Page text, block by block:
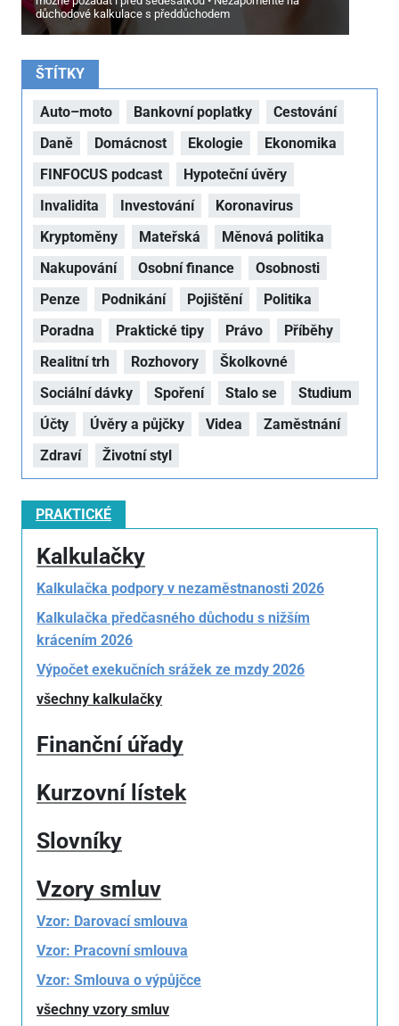
důchodové kalkulace s předdůchodem
ŠTÍTKY
Auto–moto Bankovní poplatky
Cestování
Daně
Domácnost Ekologie
Ekonomika
FINFOCUS podcast
Hypoteční úvěry
Invalidita
Investování
Koronavirus
Kryptoměny
Mateřská
Měnová politika
Nakupování
Osobní finance
Osobnosti
Penze
Podnikání Pojištění
Politika
Poradna
Praktické tipy Právo
Příběhy
Realitní trh
Rozhovory
Školkovné
Sociální dávky
Spoření Stalo se
Studium
Účty
Úvěry a půjčky Videa
Zaměstnání
Zdraví
Životní styl
PRAKTICKÉ
Kalkulačky
Kalkulačka podpory v nezaměstnanosti 2026
Kalkulačka předčasného důchodu s nižším
krácením 2026
Výpočet exekučních srážek ze mzdy 2026
všechny kalkulačky
Finanční úřady
Kurzovní lístek
Slovníky
Vzory smluv
Vzor: Darovací smlouva
Vzor: Pracovní smlouva
Vzor: Smlouva o výpůjčce
všechny vzory smluv